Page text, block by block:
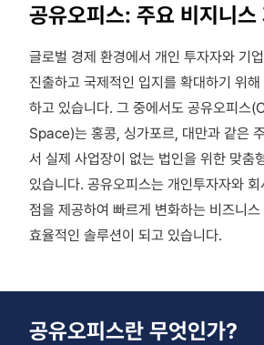
공유오피스: 주요 비지니스
글로벌 경제 환경에서 개인 투자자와 기
진출하고 국제적인 입지를 확대하기 위
하고 있습니다. 그 중에서도 공유오피
Space)는 홍콩, 싱가포르, 대만과 같은
서 실제 사업장이 없는 법인을 위한 맞춤
있습니다. 공유오피스는 개인투자자와
점을 제공하여 빠르게 변화하는 비즈니
효율적인 솔루션이 되고 있습니다.
공유오피스란 무엇인가?